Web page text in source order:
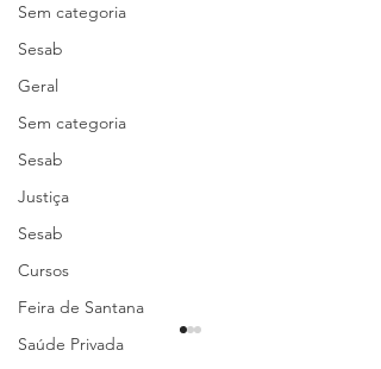
Sem categoria
Sesab
Geral
Sem categoria
Sesab
Justiça
Sesab
Cursos
Feira de Santana
Saúde Privada